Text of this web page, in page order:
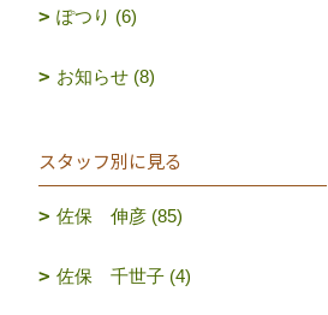
ぽつり (6)
お知らせ (8)
スタッフ別に見る
佐保 伸彦 (85)
佐保 千世子 (4)